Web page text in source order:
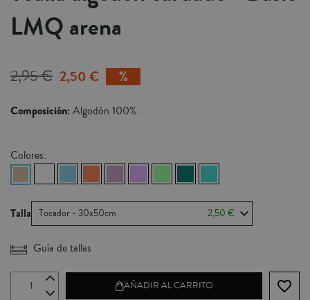
LMQ arena
2,95 € 2,50 €
Composición: Algodón 100%
Colores:
Talla Tocador - 30x50cm 2,50 €
Guía de tallas
AÑADIR AL CARRITO favorite_border